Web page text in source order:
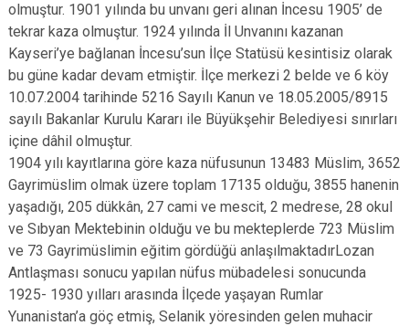
olmuştur. 1901 yılında bu unvanı geri alınan İncesu 1905’ de
tekrar kaza olmuştur. 1924 yılında İl Unvanını kazanan
Kayseri’ye bağlanan İncesu’sun İlçe Statüsü kesintisiz olarak
bu güne kadar devam etmiştir. İlçe merkezi 2 belde ve 6 köy
10.07.2004 tarihinde 5216 Sayılı Kanun ve 18.05.2005/8915
sayılı Bakanlar Kurulu Kararı ile Büyükşehir Belediyesi sınırları
içine dâhil olmuştur.
1904 yılı kayıtlarına göre kaza nüfusunun 13483 Müslim, 3652
Gayrimüslim olmak üzere toplam 17135 olduğu, 3855 hanenin
yaşadığı, 205 dükkân, 27 cami ve mescit, 2 medrese, 28 okul
ve Sıbyan Mektebinin olduğu ve bu mekteplerde 723 Müslim
ve 73 Gayrimüslimin eğitim gördüğü anlaşılmaktadırLozan
Antlaşması sonucu yapılan nüfus mübadelesi sonucunda
1925- 1930 yılları arasında İlçede yaşayan Rumlar
Yunanistan’a göç etmiş, Selanik yöresinden gelen muhacir